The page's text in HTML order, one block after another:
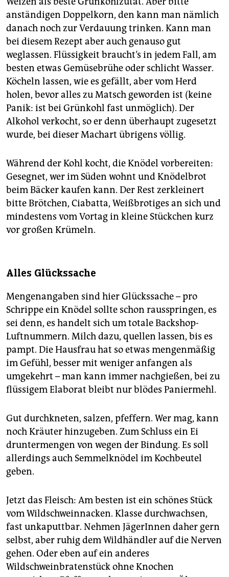
anständigen Doppelkorn, den kann man nämlich
danach noch zur Verdauung trinken. Kann man
bei diesem Rezept aber auch genauso gut
weglassen. Flüssigkeit braucht’s in jedem Fall, am
besten etwas Gemüsebrühe oder schlicht Wasser.
Köcheln lassen, wie es gefällt, aber vom Herd
holen, bevor alles zu Matsch geworden ist (keine
Panik: ist bei Grünkohl fast unmöglich). Der
Alkohol verkocht, so er denn überhaupt zugesetzt
wurde, bei dieser Machart übrigens völlig.
Während der Kohl kocht, die Knödel vorbereiten:
Gesegnet, wer im Süden wohnt und Knödelbrot
beim Bäcker kaufen kann. Der Rest zerkleinert
bitte Brötchen, Ciabatta, Weißbrotiges an sich und
mindestens vom Vortag in kleine Stückchen kurz
vor großen Krümeln.
Alles Glückssache
Mengenangaben sind hier Glückssache – pro
Schrippe ein Knödel sollte schon rausspringen, es
sei denn, es handelt sich um totale Backshop-
Luftnummern. Milch dazu, quellen lassen, bis es
pampt. Die Hausfrau hat so etwas mengenmäßig
im Gefühl, besser mit weniger anfangen als
umgekehrt – man kann immer nachgießen, bei zu
flüssigem Elaborat bleibt nur blödes Paniermehl.
Gut durchkneten, salzen, pfeffern. Wer mag, kann
noch Kräuter hinzugeben. Zum Schluss ein Ei
druntermengen von wegen der Bindung. Es soll
allerdings auch Semmelknödel im Kochbeutel
geben.
Jetzt das Fleisch: Am besten ist ein schönes Stück
vom Wildschweinnacken. Klasse durchwachsen,
fast unkaputtbar. Nehmen JägerInnen daher gern
selbst, aber ruhig dem Wildhändler auf die Nerven
gehen. Oder eben auf ein anderes
Wildschweinbratenstück ohne Knochen